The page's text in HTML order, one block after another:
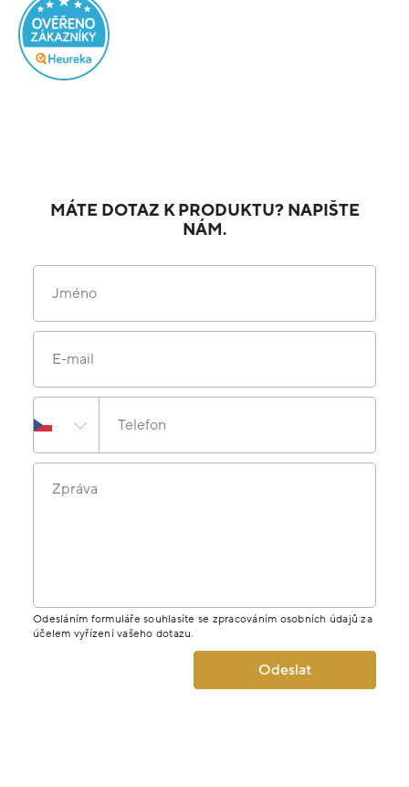
MÁTE DOTAZ K PRODUKTU? NAPIŠTE
NÁM.
Jméno
E-mail
Telefon
Zpráva
Odesláním formuláře souhlasíte se zpracováním osobních údajů za
účelem vyřízení vašeho dotazu.
Odeslat